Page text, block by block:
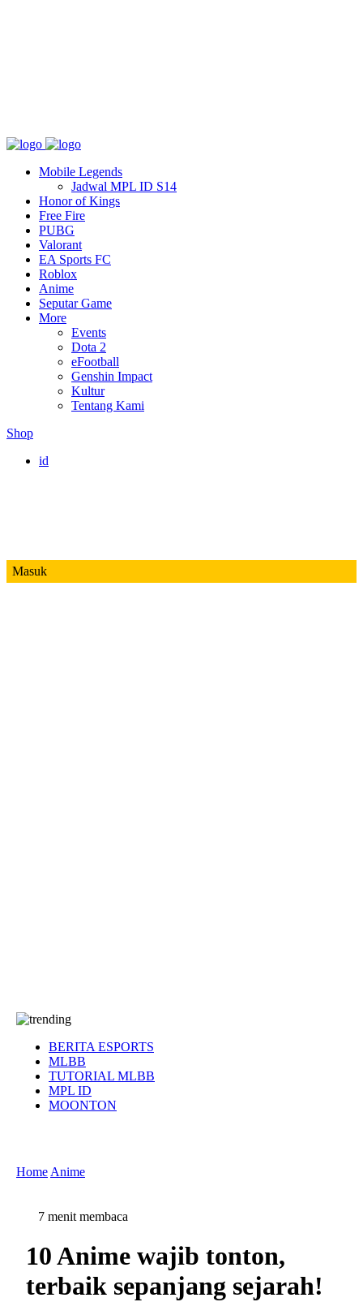
Mobile Legends
Jadwal MPL ID S14
Honor of Kings
Free Fire
PUBG
Valorant
EA Sports FC
Roblox
Anime
Seputar Game
More
Events
Dota 2
eFootball
Genshin Impact
Kultur
Tentang Kami
Shop
id
Masuk
BERITA ESPORTS
MLBB
TUTORIAL MLBB
MPL ID
MOONTON
Home Anime
7 menit membaca
10 Anime wajib tonton,
terbaik sepanjang sejarah!